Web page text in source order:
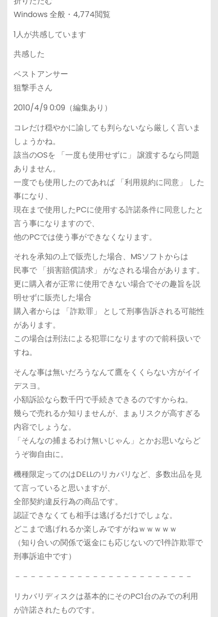
Windows 全般・4,774閲覧
1人が共感しています
共感した
ベストアンサー
狙撃手さん
2010/4/9 0:09（編集あり）
コレだけ穏やかに諭しても判らないなら厳しく言いま
しょうかね。
該当のOSを 「一度も使用せずに」 譲渡するなら問題
ありません。
一度でも使用したのであれば 「利用規約に同意」 した
事になり、
現在まで使用したPCに使用する許諾条件に同意したと
言う事になりますので、
他のPCでは使う事ができなくなります。
それを承知の上で販売した場合、MSソフトからは
民事で 「損害賠償請求」 がなされる場合があります。
更に購入者が正常に使用できない場合でその趣旨を説
明せずに販売した場合
購入者からは 「詐欺罪」 として刑事告訴される可能性
があります。
この場合は刑法による犯罪になりますので前科扱いで
すね。
そんな事は無いだろうなんて鷹をくくらない方がイイ
デスヨ。
小額訴訟なら数千円で手続きできるのですからね。
幾らで売れるか知りませんが、まぁリスクが高すぎる
内容でしょうな。
「そんなの捕まるわけ無いじゃん」とかお思いならど
うぞ御自由に。
機種限定ってのはDELLのリカバリなど、多数出品を見
て言っていると思いますが、
全部契約違反行為の商品です。
認証できなくても相手は逃げるだけでしょな。
どこまで逃げれるか楽しみですがねｗｗｗｗｗ
（知り合いの関係で返金にも応じないので1件詐欺罪で
刑事訴追中です）
－－－－－－－－－－－－－－－－－－－－－－－
リカバリディスクは基本的にそのPC1台のみでの利用
が許諾されたものです。